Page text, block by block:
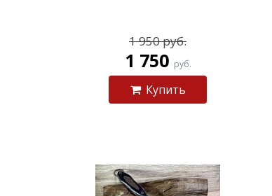
1 950 руб.
1 750 руб.
Купить